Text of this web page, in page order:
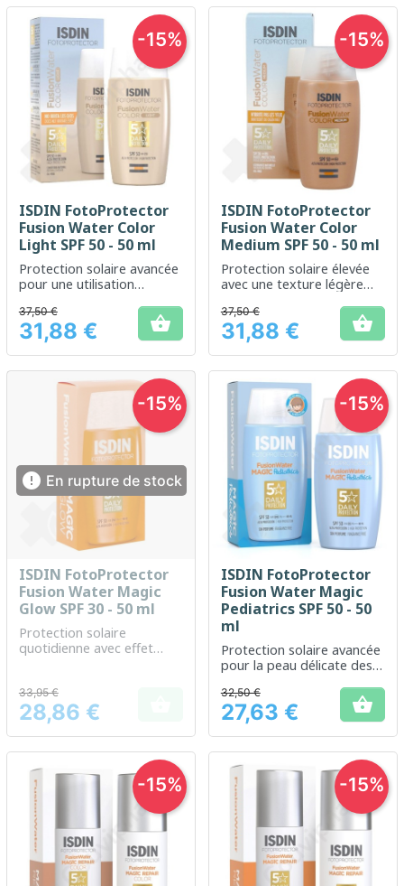
ISDIN FotoProtector
Fusion Water Color
Light SPF 50 - 50 ml
Protection solaire avancée
pour une utilisation
tous les types de peau
Prix
37,50 €
31,88 € 
-15%
ISDIN FotoProtector
Fusion Water Color
Medium SPF 50 - 50 ml
Protection solaire élevée
avec une texture légère
Prix
37,50 €
31,88 € 
-15%
 En rupture de stock
ISDIN FotoProtector
Fusion Water Magic
Glow SPF 30 - 50 ml
Protection solaire
quotidienne avec effet
Prix
33,95 €
28,86 €
-15%
ISDIN FotoProtector
Fusion Water Magic
Pediatrics SPF 50 - 50
ml
Protection solaire avancée
pour la peau délicate des
Prix
32,50 €
27,63 € 
-15%
-15% -15%